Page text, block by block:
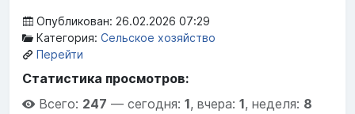
Опубликован: 26.02.2026 07:29
Категория: Сельское хозяйство
Перейти
Статистика просмотров:
Всего: 247 — сегодня: 1, вчера: 1, неделя: 8